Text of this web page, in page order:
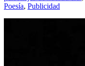
Poesía, Publicidad